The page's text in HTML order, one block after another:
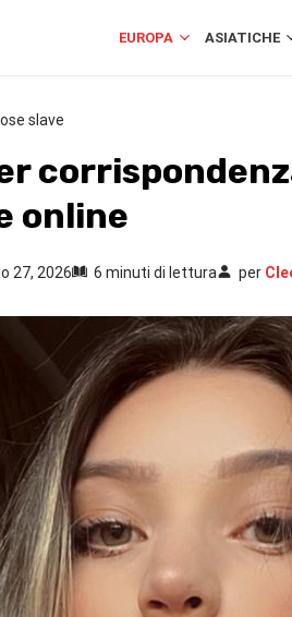
EUROPA ASIATICHE
slave
online
27, 2026 6 minuti di lettura per